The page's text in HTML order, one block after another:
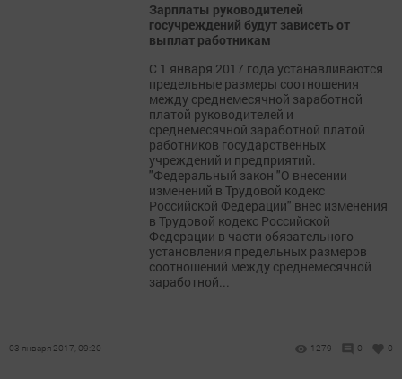
Зарплаты руководителей
госучреждений будут зависеть от
выплат работникам
С 1 января 2017 года устанавливаются
предельные размеры соотношения
между среднемесячной заработной
платой руководителей и
среднемесячной заработной платой
работников государственных
учреждений и предприятий.
"Федеральный закон "О внесении
изменений в Трудовой кодекс
Российской Федерации" внес изменения
в Трудовой кодекс Российской
Федерации в части обязательного
установления предельных размеров
соотношений между среднемесячной
заработной...
03 января 2017, 09:20 1279 0 0